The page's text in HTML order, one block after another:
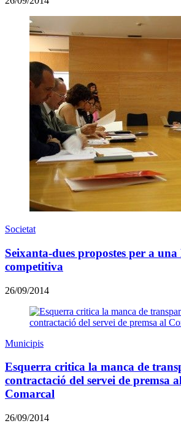
Societat
Seixanta-dues propostes per a una
competitiva
26/09/2014
Municipis
Esquerra critica la manca de
contractació del servei de premsa
Comarcal
26/09/2014